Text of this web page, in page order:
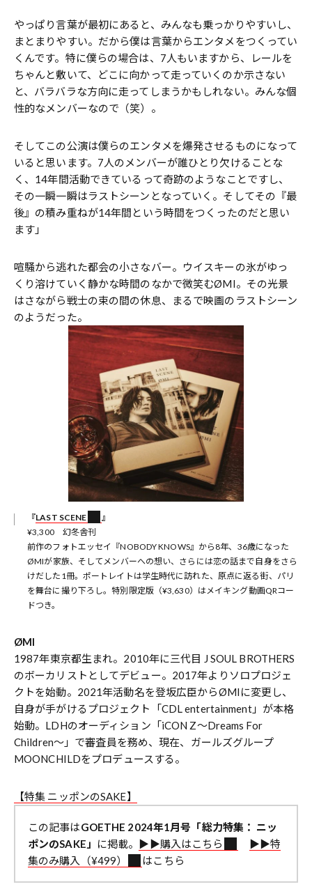
やっぱり言葉が最初にあると、みんなも乗っかりやすいし、
まとまりやすい。だから僕は言葉からエンタメをつくってい
くんです。特に僕らの場合は、7人もいますから、レールを
ちゃんと敷いて、どこに向かって走っていくのか示さない
と、バラバラな方向に走ってしまうかもしれない。みんな個
性的なメンバーなので（笑）。
そしてこの公演は僕らのエンタメを爆発させるものになって
いると思います。7人のメンバーが誰ひとり欠けることな
く、14年間活動できているって奇跡のようなことですし、
その一瞬一瞬はラストシーンとなっていく。そしてその『最
後』の積み重ねが14年間という時間をつくったのだと思い
ます」
喧騒から逃れた都会の小さなバー。ウイスキーの氷がゆっ
くり溶けていく静かな時間のなかで微笑むØMI。その光景
はさながら戦士の束の間の休息、まるで映画のラストシーン
のようだった。
『LAST SCENE
』
¥3,300 幻冬舎刊
前作のフォトエッセイ『NOBODY KNOWS』から8年、36歳になった
ØMIが家族、そしてメンバーへの想い、さらには恋の話まで自身をさら
けだした1冊。ポートレイトは学生時代に訪れた、原点に返る街、パリ
を舞台に撮り下ろし。特別限定版（¥3,630）はメイキング動画QRコー
ドつき。
ØMI
1987年東京都生まれ。2010年に三代目 J SOUL BROTHERS
のボーカリストとしてデビュー。2017年よりソロプロジェ
クトを始動。2021年活動名を登坂広臣からØMIに変更し、
自身が手がけるプロジェクト「CDL entertainment」が本格
始動。LDHのオーディション「iCON Z～Dreams For
Children～」で審査員を務め、現在、ガールズグループ
MOONCHILDをプロデュースする。
【特集 ニッポンのSAKE】
この記事はGOETHE 2024年1月号「総力特集： ニッ
ポンのSAKE」
に掲載。 ▶︎▶︎購入はこちら
▶︎▶︎特
集のみ購入（¥499）
はこちら